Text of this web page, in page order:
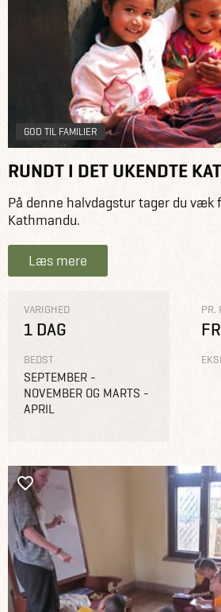
GOD TIL FAMILIER
RUNDT I DET UKENDTE
På denne halvdagstur tager du væk
Kathmandu.
Læs mere
VARIGHED
1 DAG
BEDST
SEPTEMBER -
NOVEMBER OG MARTS -
APRIL
PR.